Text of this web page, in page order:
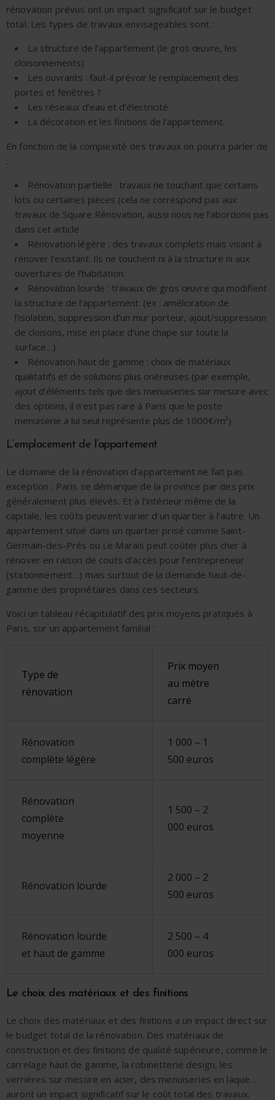
rénovation prévus ont un impact significatif sur le budget
total. Les types de travaux envisageables sont :
La structure de l’appartement (le gros œuvre, les
cloisonnements)
Les ouvrants : faut-il prévoir le remplacement des
portes et fenêtres ?
Les réseaux d’eau et d’électricité
La décoration et les finitions de l’appartement.
En fonction de la complexité des travaux on pourra parler de
:
Rénovation partielle : travaux ne touchant que certains
lots ou certaines pièces (cela ne correspond pas aux
travaux de Square Rénovation, aussi nous ne l’abordons pas
dans cet article
Rénovation légère : des travaux complets mais visant à
rénover l’existant. Ils ne touchent ni à la structure ni aux
ouvertures de l’habitation.
Rénovation lourde : travaux de gros œuvre qui modifient
la structure de l’appartement. (ex : amélioration de
l’isolation, suppression d’un mur porteur, ajout/suppression
de cloisons, mise en place d’une chape sur toute la
surface…).
Rénovation haut de gamme : choix de matériaux
qualitatifs et de solutions plus onéreuses (par exemple,
ajout d’éléments tels que des menuiseries sur mesure avec
des options, il n’est pas rare à Paris que le poste
menuiserie à lui seul représente plus de 1000€/m²)
L’emplacement de l’appartement
Le domaine de la rénovation d’appartement ne fait pas
exception : Paris se démarque de la province par des prix
généralement plus élevés. Et à l’intérieur même de la
capitale, les coûts peuvent varier d’un quartier à l’autre. Un
appartement situé dans un quartier prisé comme Saint-
Germain-des-Prés ou Le Marais peut coûter plus cher à
rénover en raison de couts d’accès pour l’entrepreneur
(stationnement…) mais surtout de la demande haut-de-
gamme des propriétaires dans ces secteurs.
Voici un tableau récapitulatif des prix moyens pratiqués à
Paris, sur un appartement familial :
Type de
rénovation
Prix moyen
au mètre
carré
Rénovation
complète légère
1 000 – 1
500 euros
Rénovation
complète
moyenne
1 500 – 2
000 euros
Rénovation lourde
2 000 – 2
500 euros
Rénovation lourde
et haut de gamme
2 500 – 4
000 euros
Le choix des matériaux et des finitions
Le choix des matériaux et des finitions a un impact direct sur
le budget total de la rénovation. Des matériaux de
construction et des finitions de qualité supérieure, comme le
carrelage haut de gamme, la robinetterie design, les
verrières sur mesure en acier, des menuiseries en laque…
auront un impact significatif sur le coût total des travaux.